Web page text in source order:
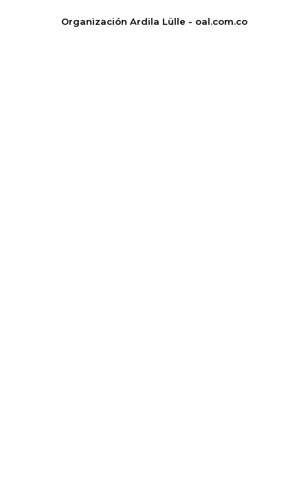
Organización Ardila Lülle - oal.com.co